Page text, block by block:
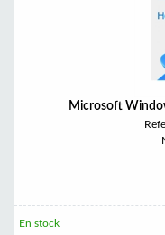
Microsoft
En stock